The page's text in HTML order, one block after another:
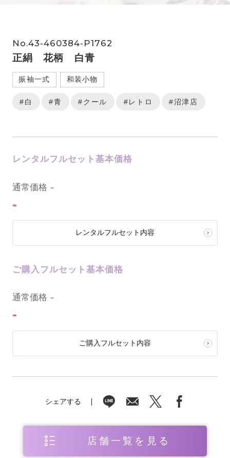
No.43-460384-P1762
正絹 花柄 白青
振袖一式 和装小物
#白 #青 #クール #レトロ #沼津店
レンタルフルセット基本価格
通常価格 -
-
レンタルフルセット内容
ご購入フルセット基本価格
通常価格 -
-
ご購入フルセット内容
シェアする
店舗一覧を見る